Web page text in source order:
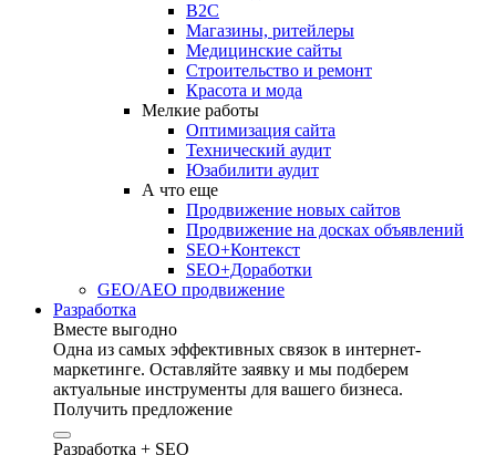
B2C
Магазины, ритейлеры
Медицинские сайты
Строительство и ремонт
Красота и мода
Мелкие работы
Оптимизация сайта
Технический аудит
Юзабилити аудит
А что еще
Продвижение новых сайтов
Продвижение на досках объявлений
SEO+Контекст
SEO+Доработки
GEO/AEO продвижение
Разработка
Вместе выгодно
Одна из самых эффективных связок в интернет-
маркетинге. Оставляйте заявку и мы подберем
актуальные инструменты для вашего бизнеса.
Получить предложение
Разработка + SEO